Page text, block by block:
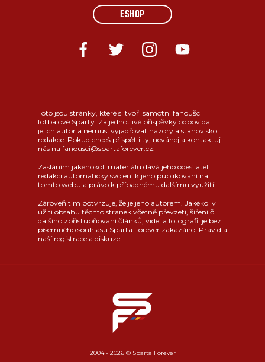
ESHOP
Toto jsou stránky, které si tvoří samotní fanoušci
fotbalové Sparty. Za jednotlivé příspěvky odpovídá
jejich autor a nemusí vyjadřovat názory a stanovisko
redakce. Pokud chceš přispět i ty, neváhej a kontaktuj
nás na fanousci@spartaforever.cz.
Zasláním jakéhokoli materiálu dává jeho odesílatel
redakci automaticky svolení k jeho publikování na
tomto webu a právo k případnému dalšímu využití.
Zároveň tím potvrzuje, že je jeho autorem. Jakékoliv
užití obsahu těchto stránek včetně převzetí, šíření či
dalšího zpřístupňování článků, videí a fotografií je bez
písemného souhlasu Sparta Forever zakázáno. Pravidla
naší registrace a diskuze.
2004 - 2026 © Sparta Forever